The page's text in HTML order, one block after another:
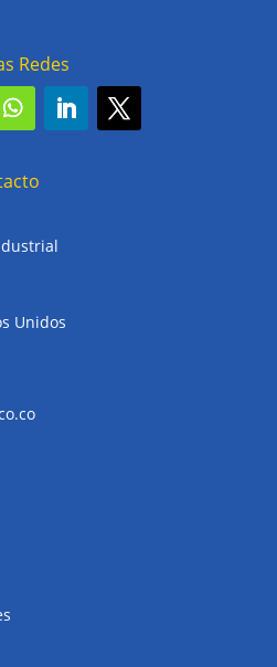
Redes
Unidos